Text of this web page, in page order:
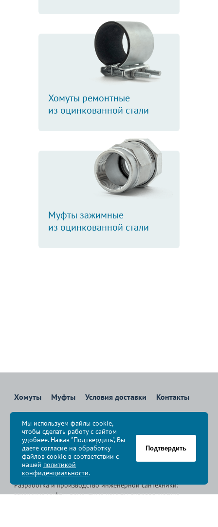
Хомуты ремонтные
из оцинкованной стали
Муфты зажимные
из оцинкованной стали
Хомуты Муфты Условия доставки Контакты
8 800 700-83-36
Звоните бесплатно с 08:00 до 17:00 по Москве
политика конфиденциальности
© Группа компаний « », 2009-2026
Разработка и производство инженерной сантехники:
зажимные муфты, ремонтные хомуты, гидравлические
Мы используем файлы cookie,
чтобы сделать работу с сайтом
удобнее. Нажав "Подтвердить", Вы
даете согласие на обработку
файлов cookie в соответствии с
нашей политикой
конфиденциальности.
Подтвердить